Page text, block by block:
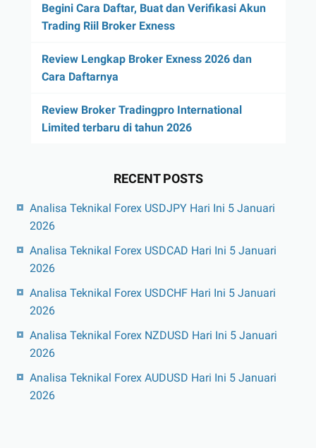
Begini Cara Daftar, Buat dan Verifikasi Akun
Trading Riil Broker Exness
Review Lengkap Broker Exness 2026 dan
Cara Daftarnya
Review Broker Tradingpro International
Limited terbaru di tahun 2026
RECENT POSTS
Analisa Teknikal Forex USDJPY Hari Ini 5 Januari
2026
Analisa Teknikal Forex USDCAD Hari Ini 5 Januari
2026
Analisa Teknikal Forex USDCHF Hari Ini 5 Januari
2026
Analisa Teknikal Forex NZDUSD Hari Ini 5 Januari
2026
Analisa Teknikal Forex AUDUSD Hari Ini 5 Januari
2026